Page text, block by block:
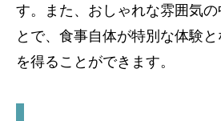
す。また、おしゃれな雰囲気
とで、食事自体が特別な体験
を得ることができます。